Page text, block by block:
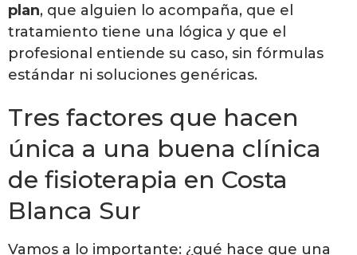
plan, que alguien lo acompaña, que el
tratamiento tiene una lógica y que el
profesional entiende su caso, sin fórmulas
estándar ni soluciones genéricas.
Tres factores que hacen
única a una buena clínica
de fisioterapia en Costa
Blanca Sur
Vamos a lo importante: ¿qué hace que una